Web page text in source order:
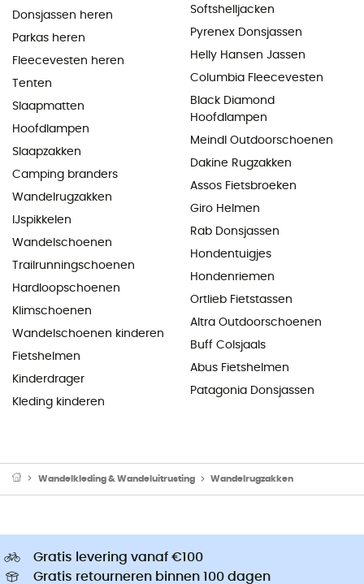
Donsjassen heren
Parkas heren
Fleecevesten heren
Tenten
Slaapmatten
Hoofdlampen
Slaapzakken
Camping branders
Wandelrugzakken
IJspikkelen
Wandelschoenen
Trailrunningschoenen
Hardloopschoenen
Klimschoenen
Wandelschoenen kinderen
Fietshelmen
Kinderdrager
Kleding kinderen
Softshelljacken
Pyrenex Donsjassen
Helly Hansen Jassen
Columbia Fleecevesten
Black Diamond
Hoofdlampen
Meindl Outdoorschoenen
Dakine Rugzakken
Assos Fietsbroeken
Giro Helmen
Rab Donsjassen
Hondentuigjes
Hondenriemen
Ortlieb Fietstassen
Altra Outdoorschoenen
Buff Colsjaals
Abus Fietshelmen
Patagonia Donsjassen
Wandelkleding & Wandeluitrusting Wandelrugzakken
Gratis levering vanaf €100
Gratis retourneren binnen 100 dagen